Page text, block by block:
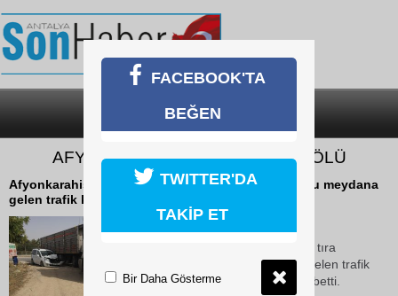
SON DAKİKA
AFYONKARAHİSAR’DA KAZA: 1 ÖLÜ
Afyonkarahisar'da otomobilin tıra çarpması sonucu meydana
gelen trafik kazasında 1 kişi hayatını kaybetti.
19 Ekim 2018 Cuma 12:33
Afyonkarahisar'da otomobilin tıra
çarpması sonucu meydana gelen trafik
kazasında 1 kişi hayatını kaybetti.
FACEBOOK'TA
BEĞEN
TWITTER'DA
TAKİP ET
Bir Daha Gösterme